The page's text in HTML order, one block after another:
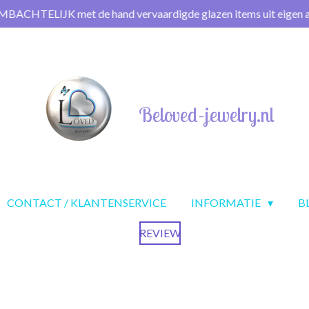
met de hand vervaardigde glazen items uit eigen
Beloved-jewelry.nl
CONTACT / KLANTENSERVICE INFORMATIE
REVIEW